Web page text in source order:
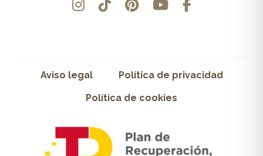
Aviso legal Política de privacidad
Política de cookies